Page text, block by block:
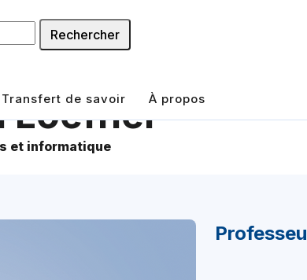
Rechercher
Transfert de savoir À propos
Loeffler
et informatique